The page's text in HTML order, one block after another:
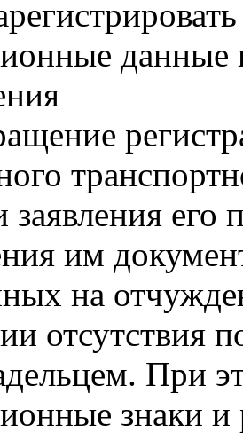
данные
заявления его
им
на
отсутствия
При
знаки